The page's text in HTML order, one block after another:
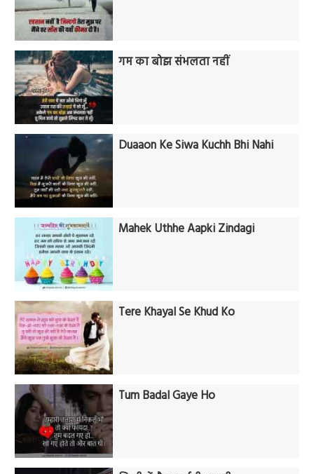
गम का बोझ संभलता नहीं
Duaaon Ke Siwa Kuchh Bhi Nahi
Mahek Uthhe Aapki Zindagi
Tere Khayal Se Khud Ko
Tum Badal Gaye Ho